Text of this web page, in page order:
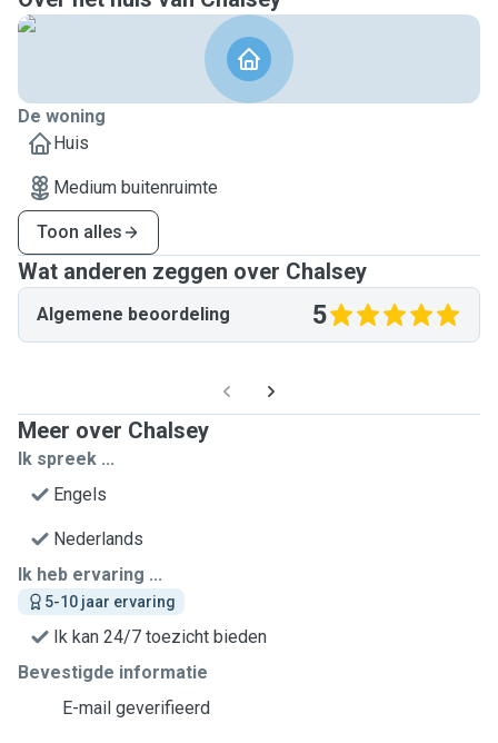
De woning
Huis
Medium buitenruimte
Toon alles
Wat anderen zeggen over Chalsey
Algemene beoordeling 5
Meer over Chalsey
Ik spreek ...
Engels
Nederlands
Ik heb ervaring ...
5-10 jaar ervaring
Ik kan 24/7 toezicht bieden
Bevestigde informatie
E-mail geverifieerd